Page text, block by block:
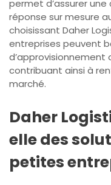
permet d’assurer
réponse sur mesure
choisissant Daher
entreprises peuvent
contribuant ainsi à
marché.
Daher
elle des
petites